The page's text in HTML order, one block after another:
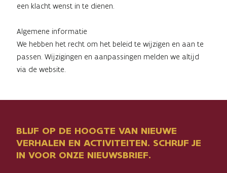
een klacht wenst in te dienen.
Algemene informatie
We hebben het recht om het beleid te wijzigen en aan te
passen. Wijzigingen en aanpassingen melden we altijd
via de website.
BLIJF OP DE HOOGTE VAN NIEUWE
VERHALEN EN ACTIVITEITEN. SCHRIJF JE
IN VOOR ONZE NIEUWSBRIEF.